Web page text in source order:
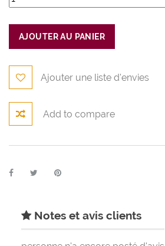
AJOUTER AU PANIER
Ajouter une liste d'envies
Add to compare
Notes et avis clients